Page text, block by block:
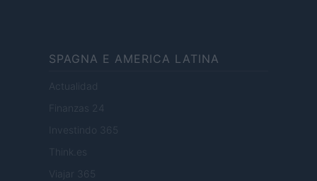
SPAGNA E AMERICA LATINA
Actualidad
Finanzas 24
Investindo 365
Think.es
Viajar 365